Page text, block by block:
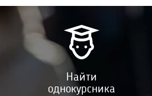
Найти
однокурсника